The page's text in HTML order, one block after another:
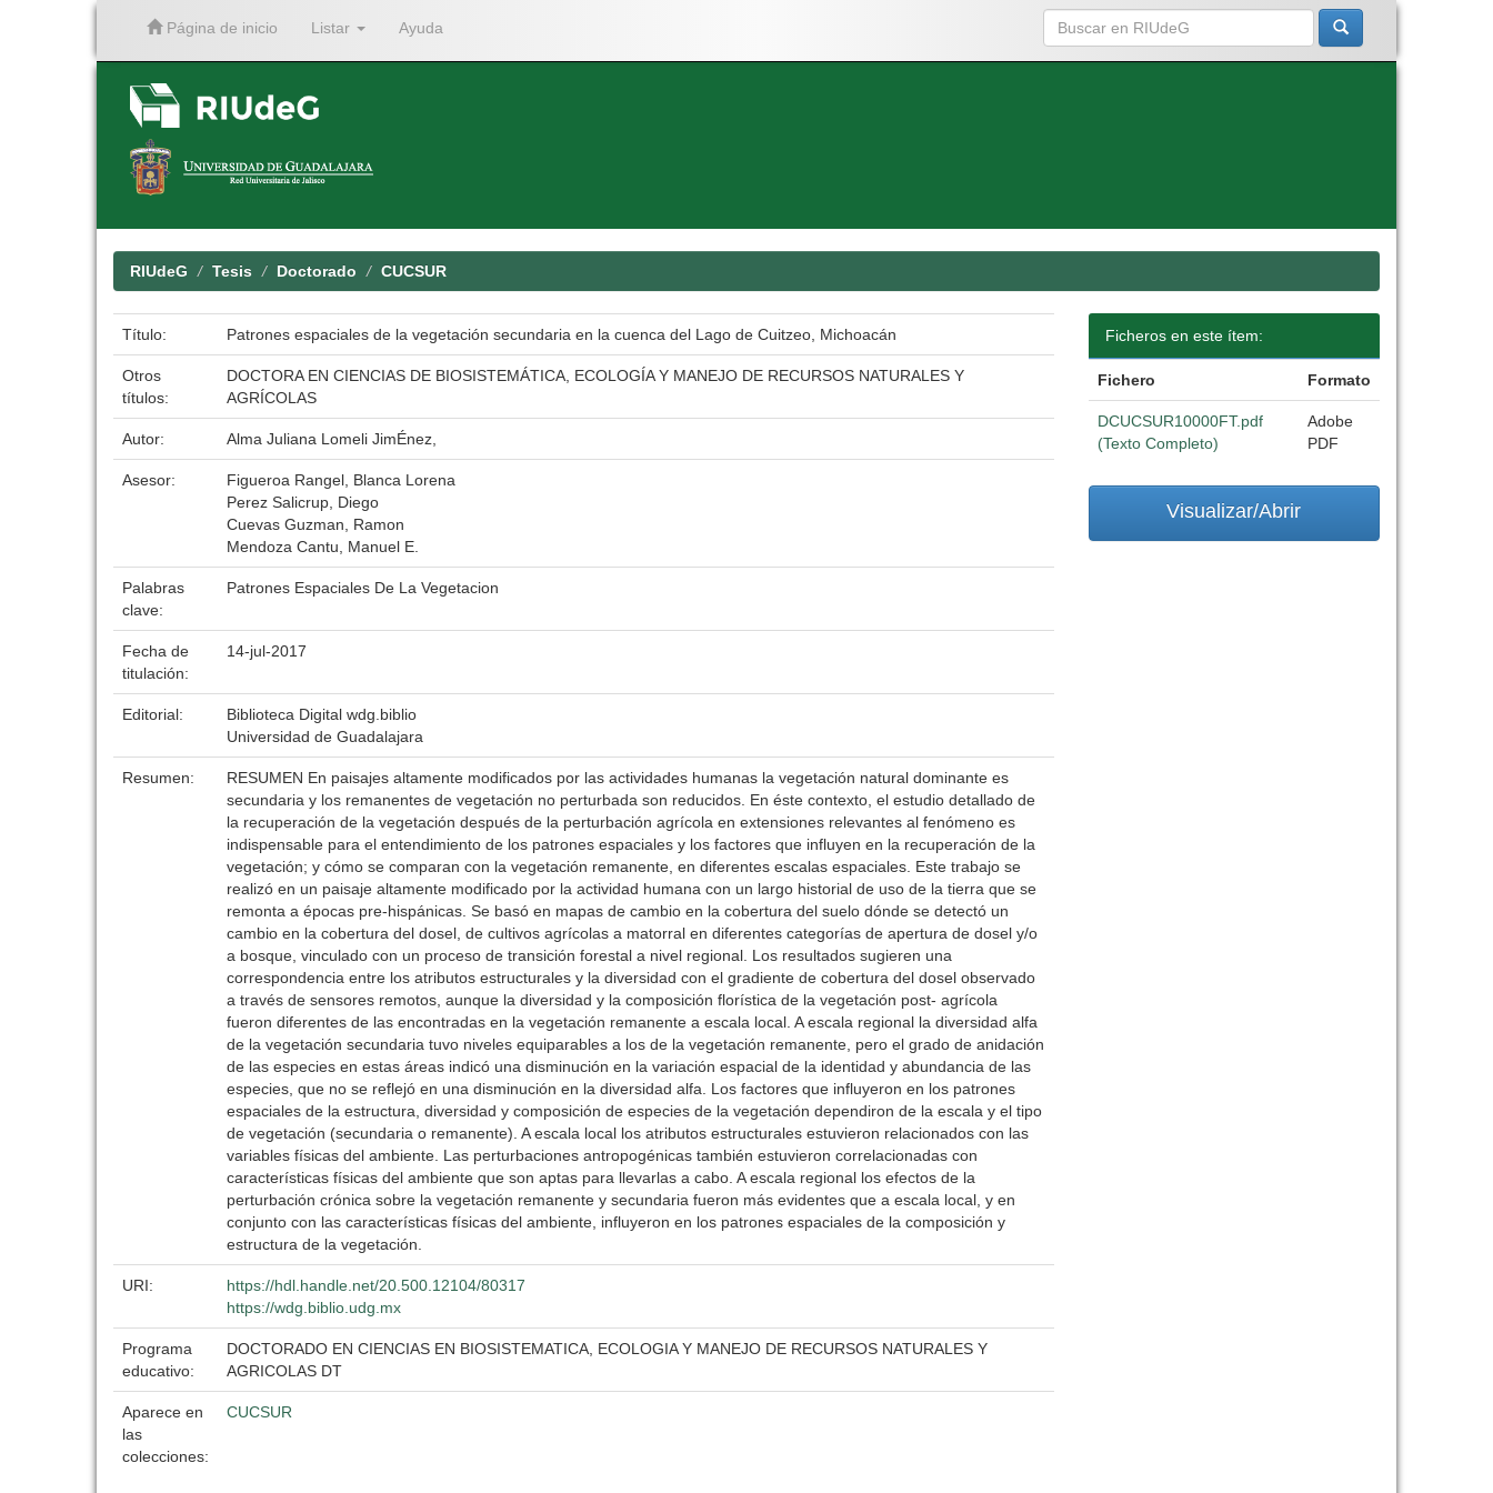
Página de inicio Listar Ayuda
RIUdeG Tesis Doctorado CUCSUR
Título: Patrones espaciales de la vegetación secundaria en la cuenca del Lago de Cuitzeo, Michoacán
Otros
títulos:
DOCTORA EN CIENCIAS DE BIOSISTEMÁTICA, ECOLOGÍA Y MANEJO DE RECURSOS NATURALES Y
AGRÍCOLAS
Autor: Alma Juliana Lomeli JimÉnez,
Asesor:
Figueroa Rangel, Blanca Lorena
Perez Salicrup, Diego
Cuevas Guzman, Ramon
Mendoza Cantu, Manuel E.
Palabras
clave:
Patrones Espaciales De La Vegetacion
Fecha de
titulación:
14-jul-2017
Editorial:
Biblioteca Digital wdg.biblio
Universidad de Guadalajara
Resumen:
RESUMEN En paisajes altamente modificados por las actividades humanas la vegetación natural dominante es
secundaria y los remanentes de vegetación no perturbada son reducidos. En éste contexto, el estudio detallado de
la recuperación de la vegetación después de la perturbación agrícola en extensiones relevantes al fenómeno es
indispensable para el entendimiento de los patrones espaciales y los factores que influyen en la recuperación de la
vegetación; y cómo se comparan con la vegetación remanente, en diferentes escalas espaciales. Este trabajo se
realizó en un paisaje altamente modificado por la actividad humana con un largo historial de uso de la tierra que se
remonta a épocas pre-hispánicas. Se basó en mapas de cambio en la cobertura del suelo dónde se detectó un
cambio en la cobertura del dosel, de cultivos agrícolas a matorral en diferentes categorías de apertura de dosel y/o
a bosque, vinculado con un proceso de transición forestal a nivel regional. Los resultados sugieren una
correspondencia entre los atributos estructurales y la diversidad con el gradiente de cobertura del dosel observado
a través de sensores remotos, aunque la diversidad y la composición florística de la vegetación post- agrícola
fueron diferentes de las encontradas en la vegetación remanente a escala local. A escala regional la diversidad alfa
de la vegetación secundaria tuvo niveles equiparables a los de la vegetación remanente, pero el grado de anidación
de las especies en estas áreas indicó una disminución en la variación espacial de la identidad y abundancia de las
especies, que no se reflejó en una disminución en la diversidad alfa. Los factores que influyeron en los patrones
espaciales de la estructura, diversidad y composición de especies de la vegetación dependiron de la escala y el tipo
de vegetación (secundaria o remanente). A escala local los atributos estructurales estuvieron relacionados con las
variables físicas del ambiente. Las perturbaciones antropogénicas también estuvieron correlacionadas con
características físicas del ambiente que son aptas para llevarlas a cabo. A escala regional los efectos de la
perturbación crónica sobre la vegetación remanente y secundaria fueron más evidentes que a escala local, y en
conjunto con las características físicas del ambiente, influyeron en los patrones espaciales de la composición y
estructura de la vegetación.
URI:
https://hdl.handle.net/20.500.12104/80317
https://wdg.biblio.udg.mx
Programa
educativo:
DOCTORADO EN CIENCIAS EN BIOSISTEMATICA, ECOLOGIA Y MANEJO DE RECURSOS NATURALES Y
AGRICOLAS DT
Aparece en
las
colecciones:
CUCSUR
Ficheros en este ítem:
Fichero Formato
DCUCSUR10000FT.pdf
(Texto Completo)
Adobe
PDF
Visualizar/Abrir